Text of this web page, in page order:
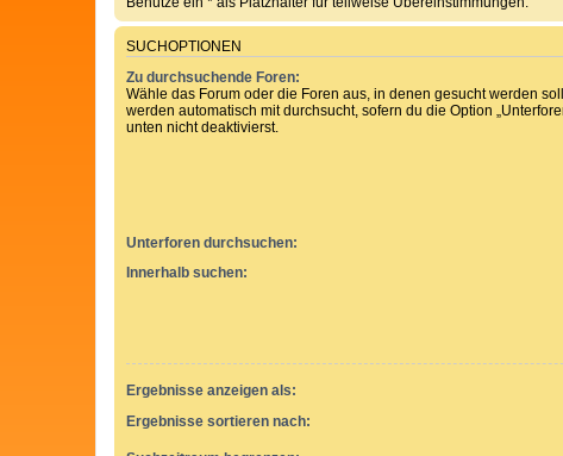
SUCHOPTIONEN
Zu durchsuchende Foren:
Wähle das Forum oder die Foren aus, in denen gesucht werden
werden automatisch mit durchsucht, sofern du die Option
unten nicht deaktivierst.
Unterforen durchsuchen:
Innerhalb suchen:
Ergebnisse anzeigen als:
Ergebnisse sortieren nach: